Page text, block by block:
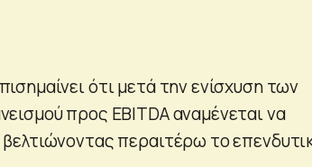
ότι μετά την ενίσχυση των
προς EBITDA αναμένεται να
περαιτέρω το